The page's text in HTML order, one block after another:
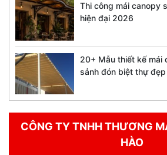
Thi công mái canopy
hiện đại 2026
20+ Mẫu thiết kế mái
sảnh đón biệt thự
CÔNG TY TNHH THƯƠNG
HÀO